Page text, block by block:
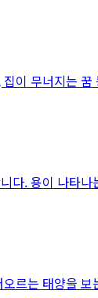
이 무너지는
다. 용이 나타
르는 태양을